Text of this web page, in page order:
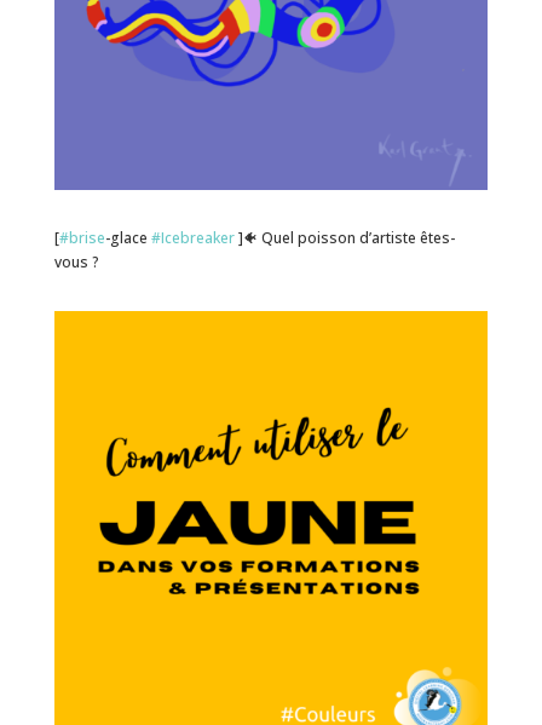
[#brise-glace #Icebreaker]🐠 Quel poisson d’artiste êtes-
vous ?